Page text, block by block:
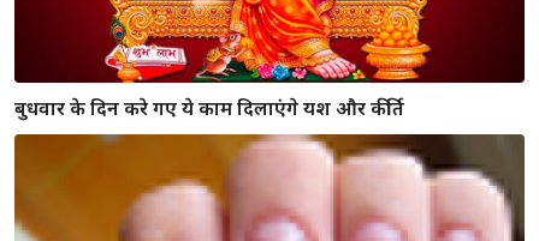
शादी के तुरंत बाद इन कामो को करना माना जाता है अशुभ